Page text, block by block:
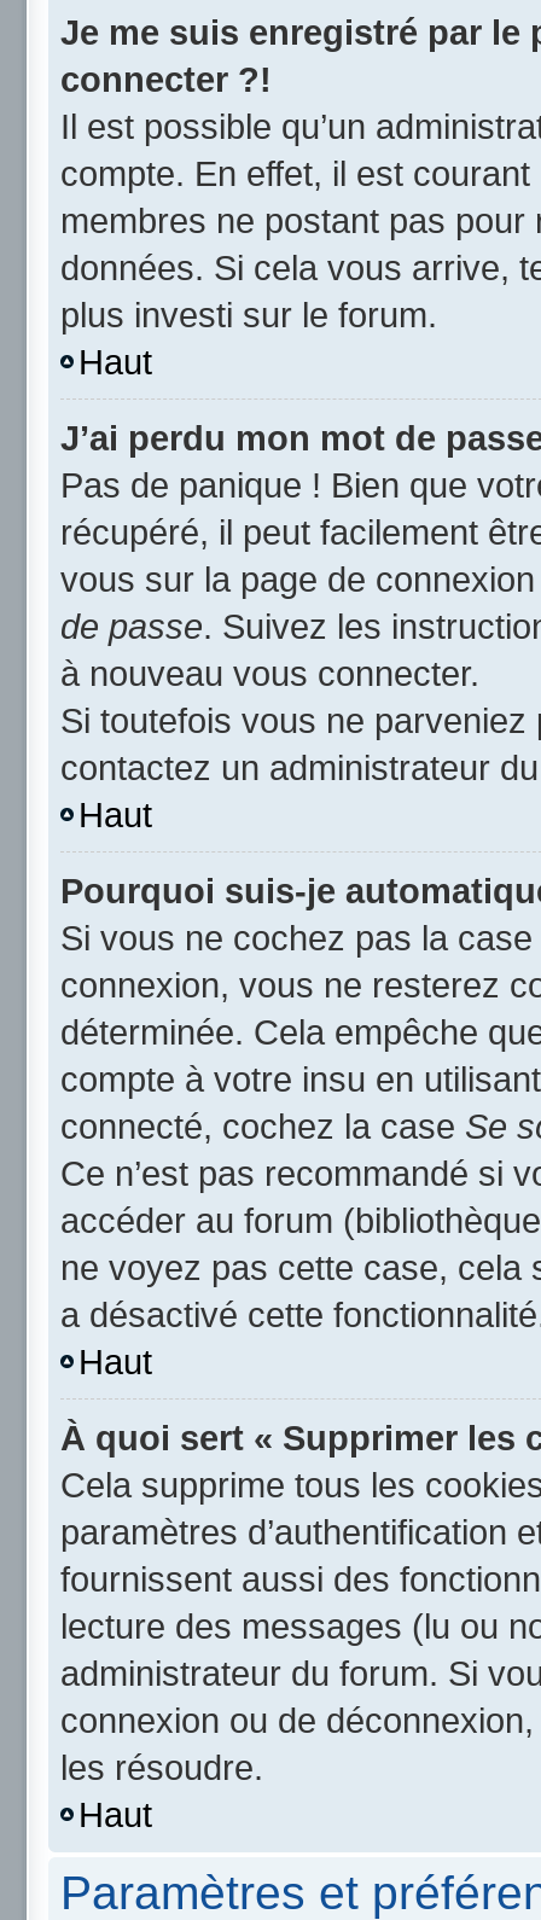
Je me suis enregistré par le
connecter ?!
Il est possible qu’un
compte. En effet, il est
membres ne postant pas
données. Si cela vous arrive,
plus investi sur le forum.
Haut
J’ai perdu mon mot de
Pas de panique ! Bien que
récupéré, il peut facilement
vous sur la page de
de passe. Suivez les
à nouveau vous connecter.
Si toutefois vous ne
contactez un administrateur
Haut
Pourquoi suis-je
Si vous ne cochez pas la case
connexion, vous ne resterez
déterminée. Cela empêche
compte à votre insu en
connecté, cochez la case Se
Ce n’est pas recommandé si
accéder au forum
ne voyez pas cette case, cela
a désactivé cette
Haut
À quoi sert « Supprimer les
Cela supprime tous les
paramètres d’authentification
fournissent aussi des
lecture des messages (lu ou
administrateur du forum. Si
connexion ou de
les résoudre.
Haut
Paramètres et